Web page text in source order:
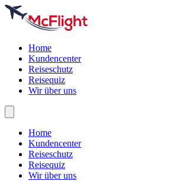
Home
Kundencenter
Reiseschutz
Reisequiz
Wir über uns
Home
Kundencenter
Reiseschutz
Reisequiz
Wir über uns